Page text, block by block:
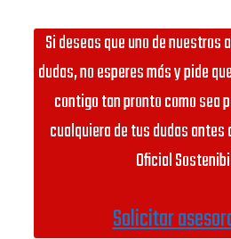
Si deseas que uno de
dudas, no esperes más y pide
contigo tan pronto como sea
cualquiera de tus dudas antes
Oficial
Solicitar